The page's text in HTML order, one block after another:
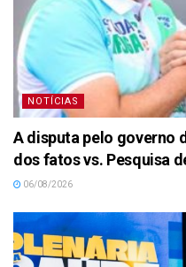
NOTÍCIAS
A disputa pelo governo
dos fatos vs. Pesquisa
06/08/2026